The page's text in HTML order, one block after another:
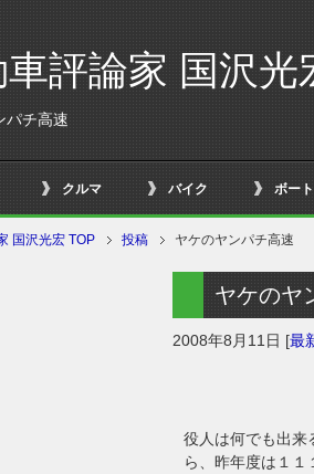
車評論家 国沢光
パチ高速
クルマ バイク ボート
国沢光宏 TOP 投稿 ヤケのヤンパチ高速
ヤケのヤ
2008年8月11日 [最
役人は何でも出
ら、昨年度は１